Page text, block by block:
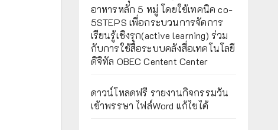
อาหารหลัก 5 หมู่ โดยใช้เทคนิค co-
5STEPS เพื่อกระบวนการจัดการ
เรียนรู้เชิงรุก(active learning) ร่วม
กับการใช้สื่อระบบคลังสื่อเทคโนโลยี
ดิจิทัล OBEC Centent Center
ดาวน์โหลดฟรี รายงานกิจกรรมวัน
เข้าพรรษา ไฟล์Word แก้ไขได้